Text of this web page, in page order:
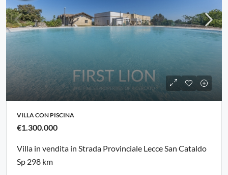
VILLA CON PISCINA
€1.300.000
Villa in vendita in Strada Provinciale Lecce San Cataldo
Sp 298 km